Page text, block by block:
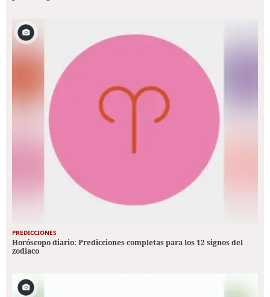
PREDICCIONES
Horóscopo diario: Predicciones completas para los 12 signos del
zodiaco